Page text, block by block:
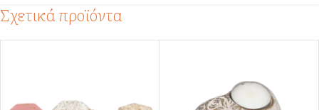
Σχετικά προϊόντα